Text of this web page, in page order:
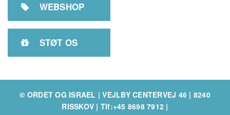
 WEBSHOP
 STØT OS
© ORDET OG ISRAEL | VEJLBY CENTERVEJ 46 | 8240
RISSKOV | Tlf:+45 8698 7912 |